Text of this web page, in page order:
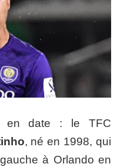
en date : le TFC
, né en 1998, qui
à Orlando en